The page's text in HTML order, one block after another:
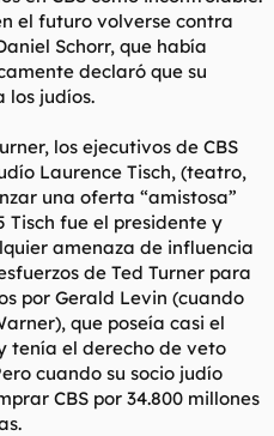
el futuro volverse contra
Schorr, que había
declaró que su
los judíos.
los ejecutivos de CBS
Laurence Tisch, (teatro,
una oferta “amistosa”
Tisch fue el presidente y
amenaza de influencia
de Ted Turner para
por Gerald Levin (cuando
que poseía casi el
tenía el derecho de veto
cuando su socio judío
CBS por 34.800 millones